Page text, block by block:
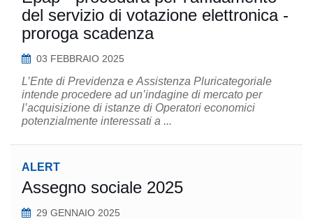
del servizio di votazione elettronica -
proroga scadenza
03 FEBBRAIO 2025
L’Ente di Previdenza e Assistenza Pluricategoriale
intende procedere ad un’indagine di mercato per
l’acquisizione di istanze di Operatori economici
potenzialmente interessati a ...
ALERT
Assegno sociale 2025
29 GENNAIO 2025